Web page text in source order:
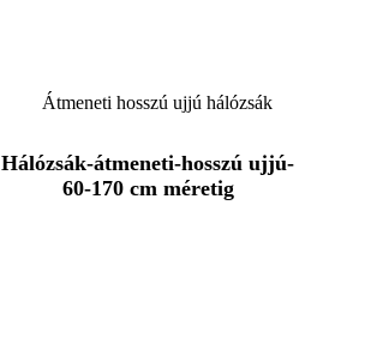
Hálózsák-átmeneti-hosszú ujjú-
60-170 cm méretig